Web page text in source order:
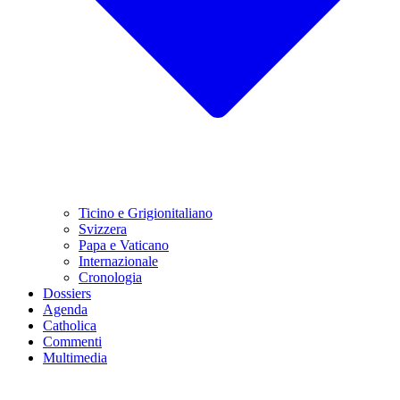
Ticino e Grigionitaliano
Svizzera
Papa e Vaticano
Internazionale
Cronologia
Dossiers
Agenda
Catholica
Commenti
Multimedia